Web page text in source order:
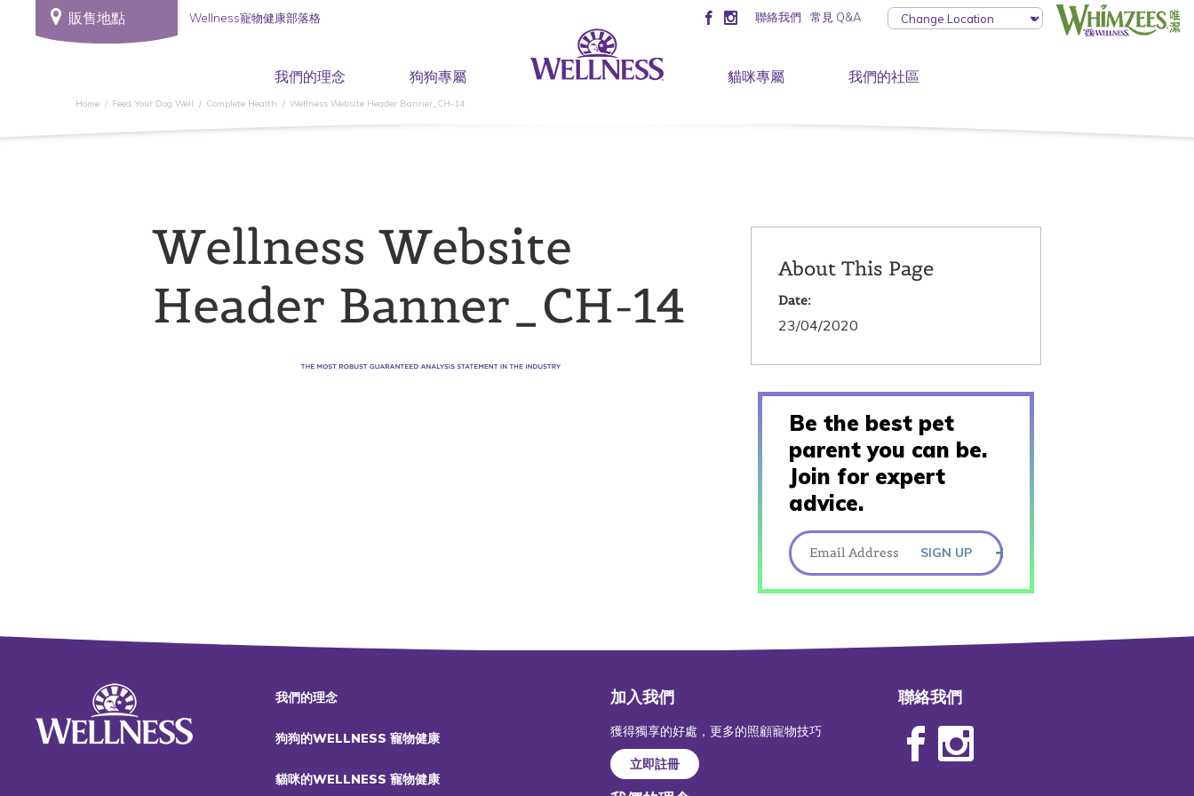
販售地點 Wellness寵物健康部落格 聯絡我們 常見 Q&A
我們的理念 狗狗專屬 貓咪專屬 我們的社區
Home Feed Your Dog Well Complete Health Wellness Website Header Banner_CH-14
Wellness Website
Header Banner_CH-14
About This Page
Date:
23/04/2020
Be the best pet
parent you can be.
Join for expert
advice.
SIGN UP
我們的理念
狗狗的WELLNESS 寵物健康
貓咪的WELLNESS 寵物健康
加入我們
獲得獨享的好處，更多的照顧寵物技巧
立即註冊
聯絡我們